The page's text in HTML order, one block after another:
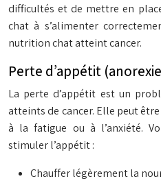
difficultés et de mettre en
chat à s’alimenter
nutrition chat atteint cancer.
Perte d’appétit
La perte d’appétit est un
atteints de cancer. Elle peut
à la fatigue ou à l’anxiété.
stimuler l’appétit :
Chauffer légèrement la